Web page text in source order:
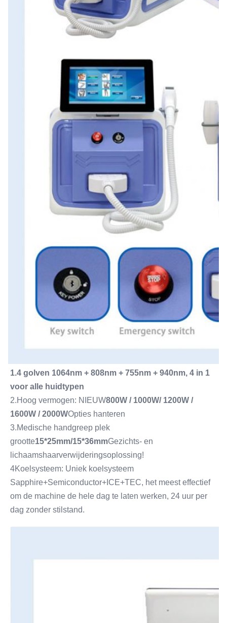
1.4 golven 1064nm + 808nm + 755nm + 940nm, 4 in 1
voor alle huidtypen
2.Hoog vermogen: NIEUW800W / 1000W/ 1200W /
1600W / 2000WOpties hanteren
3.Medische handgreep plek
grootte15*25mm/15*36mmGezichts- en
lichaamshaarverwijderingsoplossing!
4Koelsysteem: Uniek koelsysteem
Sapphire+Semiconductor+ICE+TEC, het meest effectief
om de machine de hele dag te laten werken, 24 uur per
dag zonder stilstand.